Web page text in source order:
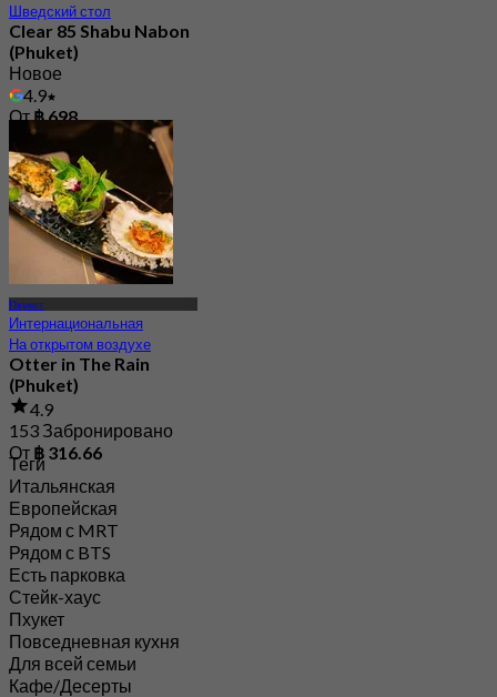
Шведский стол
Clear 85 Shabu Nabon
(Phuket)
Новое
4.9
От฿ 698
Пхукет
Интернациональная
На открытом воздухе
Otter in The Rain
(Phuket)
4.9
153 Забронировано
От ฿ 316.66
Теги
Итальянская
Европейская
Рядом с MRT
Рядом с BTS
Есть парковка
Стейк-хаус
Пхукет
Повседневная кухня
Для всей семьи
Кафе/Десерты